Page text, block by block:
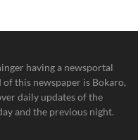
having a newsportal
this newspaper is Bokaro,
daily updates of the
and the previous night.